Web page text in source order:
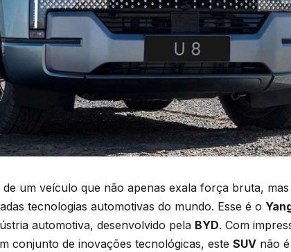
um veículo que não apenas exala força bruta,
tecnologias automotivas do mundo. Esse é o
automotiva, desenvolvido pela BYD. Com
conjunto de inovações tecnológicas, este SUV não